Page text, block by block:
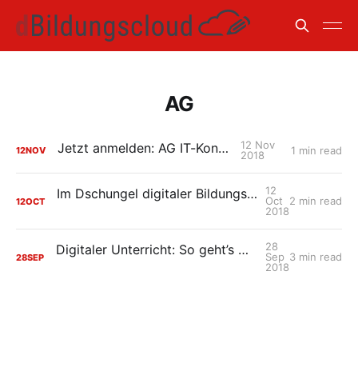
AG
12NOV Jetzt anmelden: AG IT-Konzepte
12 Nov
2018
1 min read
12OCT Im Dschungel digitaler Bildungsmaterialien - suchen, finden, nutzen?
12
Oct
2018
2 min read
28SEP Digitaler Unterricht: So geht’s mit der HPI Schul-Cloud
28
Sep
2018
3 min read